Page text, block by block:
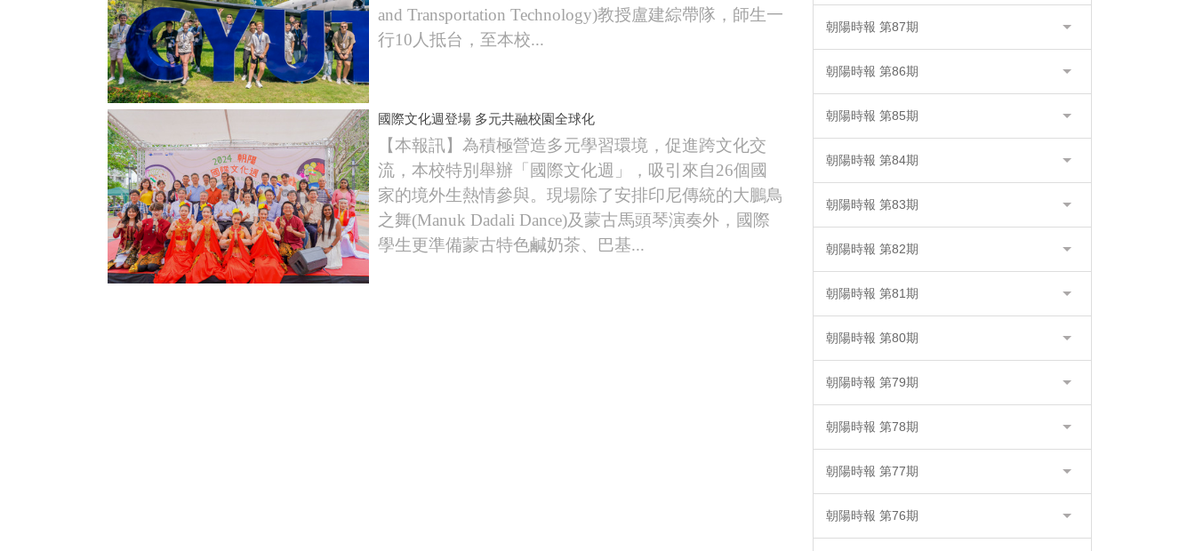
and Transportation Technology)教授盧建綜帶隊，師生一
行10人抵台，至本校...
國際文化週登場 多元共融校園全球化
【本報訊】為積極營造多元學習環境，促進跨文化交
流，本校特別舉辦「國際文化週」，吸引來自26個國
家的境外生熱情參與。現場除了安排印尼傳統的大鵬鳥
之舞(Manuk Dadali Dance)及蒙古馬頭琴演奏外，國際
學生更準備蒙古特色鹹奶茶、巴基...
朝陽時報 第87期
朝陽時報 第86期
朝陽時報 第85期
朝陽時報 第84期
朝陽時報 第83期
朝陽時報 第82期
朝陽時報 第81期
朝陽時報 第80期
朝陽時報 第79期
朝陽時報 第78期
朝陽時報 第77期
朝陽時報 第76期